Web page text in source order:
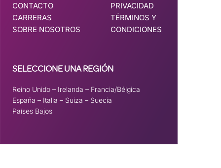
CONTACTO
CARRERAS
SOBRE NOSOTROS
PRIVACIDAD
TÉRMINOS Y
CONDICIONES
SELECCIONE UNA REGIÓN
Reino Unido – Irelanda – Francia/Bélgica
España – Italia – Suiza – Suecia
Países Bajos